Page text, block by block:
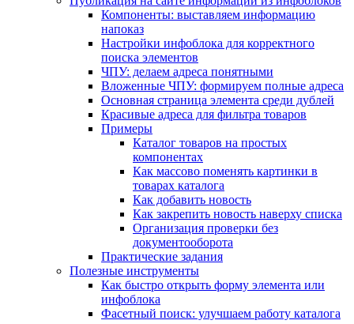
Компоненты: выставляем информацию
напоказ
Настройки инфоблока для корректного
поиска элементов
ЧПУ: делаем адреса понятными
Вложенные ЧПУ: формируем полные адреса
Основная страница элемента среди дублей
Красивые адреса для фильтра товаров
Примеры
Каталог товаров на простых
компонентах
Как массово поменять картинки в
товарах каталога
Как добавить новость
Как закрепить новость наверху списка
Организация проверки без
документооборота
Практические задания
Полезные инструменты
Как быстро открыть форму элемента или
инфоблока
Фасетный поиск: улучшаем работу каталога